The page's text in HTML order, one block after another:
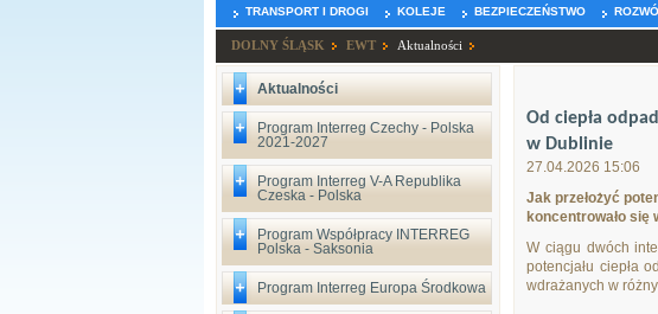
TRANSPORT I DROGI KOLEJE BEZPIECZEŃSTWO
DOLNY ŚLĄSK EWT Aktualności
Aktualności
Program Interreg Czechy - Polska
2021-2027
Program Interreg V-A Republika
Czeska - Polska
Program Współpracy INTERREG
Polska - Saksonia
Program Interreg Europa Środkowa
Od ciepła
w Dublinie
27.04.2026 15:06
Jak przełożyć
koncentrowało się
W ciągu dwóch
potencjału ciepła
wdrażanych w